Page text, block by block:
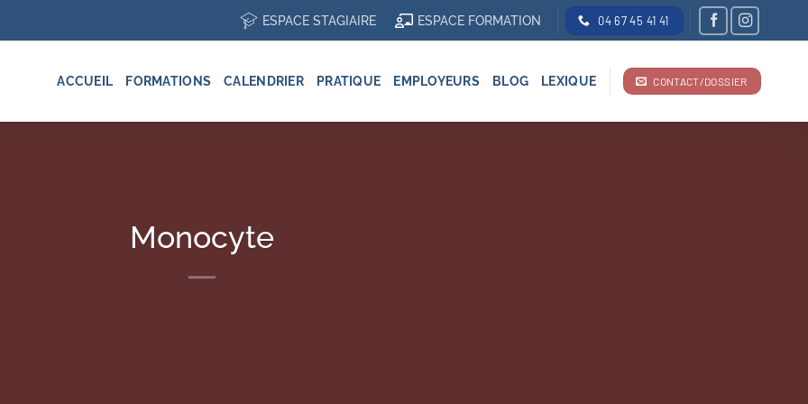
ESPACE STAGIAIRE ESPACE FORMATION 04 67 45 41 41
ACCUEIL FORMATIONS CALENDRIER PRATIQUE EMPLOYEURS BLOG LEXIQUE CONTACT/DOSSIER
Monocyte